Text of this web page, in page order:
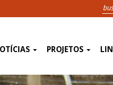
PROJETOS